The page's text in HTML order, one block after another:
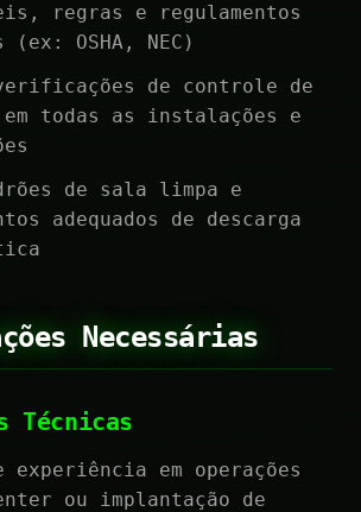
regras e regulamentos
OSHA, NEC)
de controle de
todas as instalações e
de sala limpa e
adequados de descarga
Necessárias
Técnicas
experiência em operações
ou implantação de